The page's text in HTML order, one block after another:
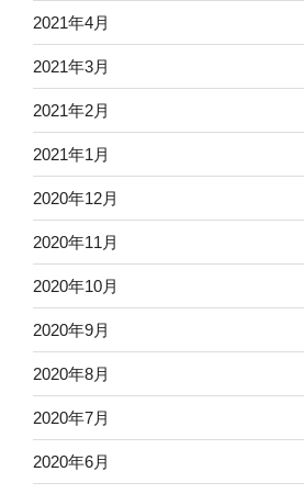
2021年4月
2021年3月
2021年2月
2021年1月
2020年12月
2020年11月
2020年10月
2020年9月
2020年8月
2020年7月
2020年6月